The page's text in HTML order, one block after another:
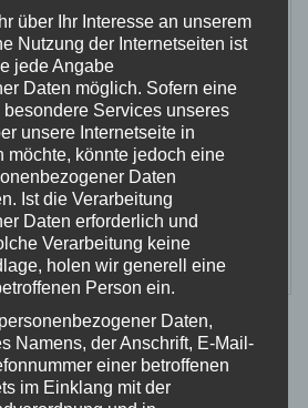
Professionelle
Meister! Kann ich zu 200%
Dank!!
über Ihr Interesse an unserem
Nutzung der Internetseiten ist
jede Angabe
Daten möglich. Sofern eine
besondere Services unseres
unsere Internetseite in
möchte, könnte jedoch eine
Daten
Ist die Verarbeitung
Daten erforderlich und
Verarbeitung keine
holen wir generell eine
Person ein.
Daten,
Namens, der Anschrift, E-Mail-
einer betroffenen
im Einklang mit der